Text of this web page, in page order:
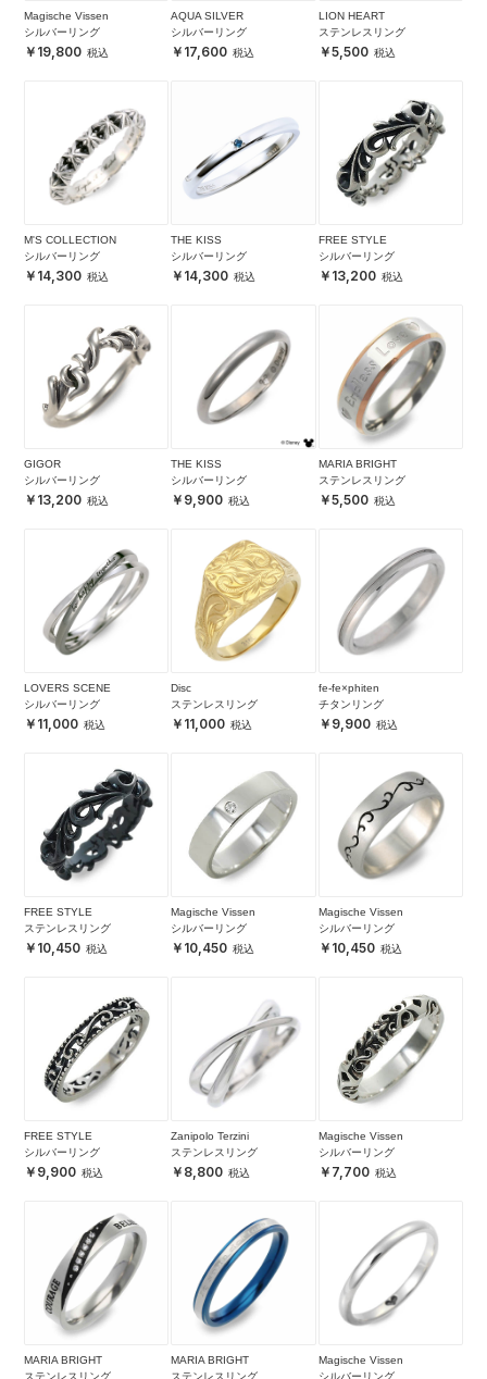
Magische Vissen
シルバーリング
19,800
AQUA SILVER
シルバーリング
17,600
LION HEART
ステンレスリング
5,500
M'S COLLECTION
シルバーリング
14,300
THE KISS
シルバーリング
14,300
FREE STYLE
シルバーリング
13,200
GIGOR
シルバーリング
13,200
THE KISS
シルバーリング
9,900
MARIA BRIGHT
ステンレスリング
5,500
LOVERS SCENE
シルバーリング
11,000
Disc
ステンレスリング
11,000
fe-fe×phiten
チタンリング
9,900
FREE STYLE
ステンレスリング
10,450
Magische Vissen
シルバーリング
10,450
Magische Vissen
シルバーリング
10,450
FREE STYLE
シルバーリング
9,900
Zanipolo Terzini
ステンレスリング
8,800
Magische Vissen
シルバーリング
7,700
MARIA BRIGHT
MARIA BRIGHT
Magische Vissen